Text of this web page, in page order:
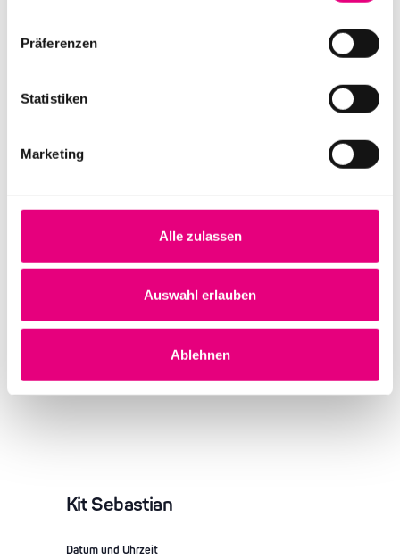
Präferenzen
Statistiken
Marketing
Alle zulassen
Auswahl erlauben
Ablehnen
BASF Feierabendhaus
SO.
6
Kit Sebastian
Datum und Uhrzeit